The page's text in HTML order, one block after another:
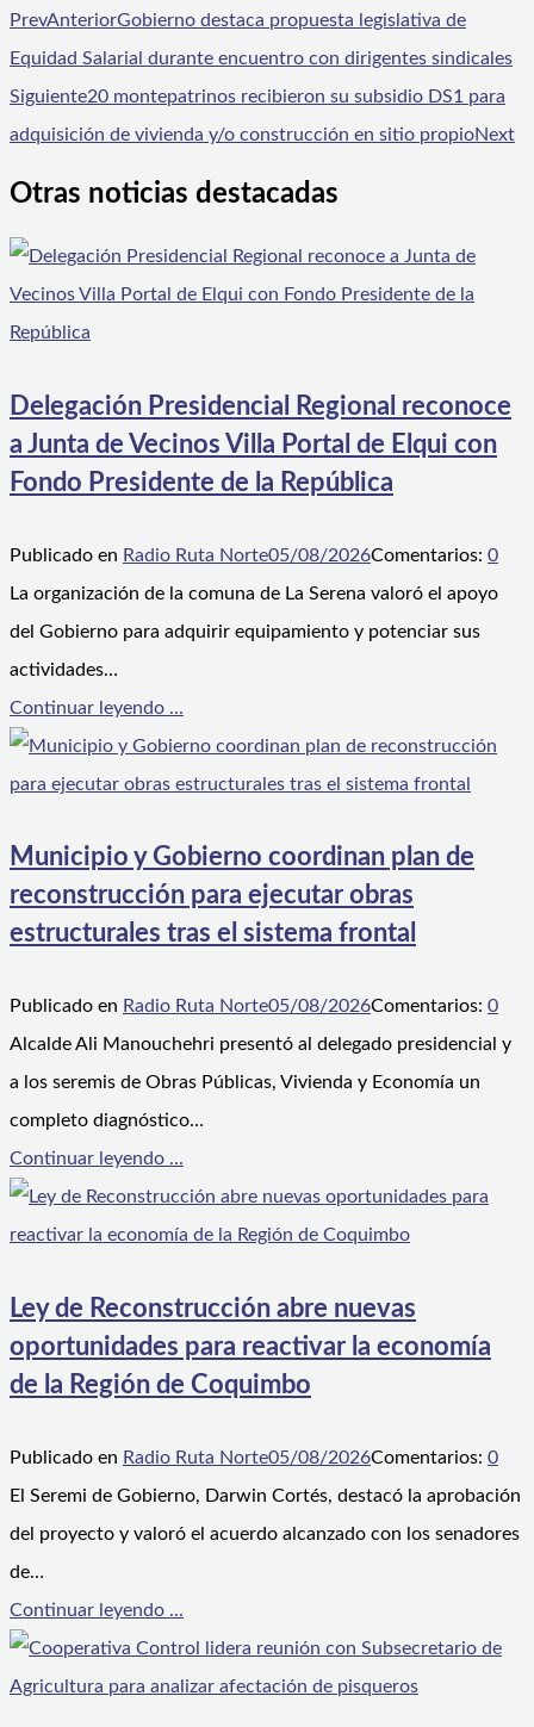
PrevAnteriorGobierno destaca propuesta legislativa de
Equidad Salarial durante encuentro con dirigentes sindicales
Siguiente20 montepatrinos recibieron su subsidio DS1 para
adquisición de vivienda y/o construcción en sitio propioNext
Otras noticias destacadas
Delegación Presidencial Regional reconoce
a Junta de Vecinos Villa Portal de Elqui con
Fondo Presidente de la República
Publicado en Radio Ruta Norte05/08/2026Comentarios: 0
La organización de la comuna de La Serena valoró el apoyo
del Gobierno para adquirir equipamiento y potenciar sus
actividades…
Continuar leyendo ...
Municipio y Gobierno coordinan plan de
reconstrucción para ejecutar obras
estructurales tras el sistema frontal
Publicado en Radio Ruta Norte05/08/2026Comentarios: 0
Alcalde Ali Manouchehri presentó al delegado presidencial y
a los seremis de Obras Públicas, Vivienda y Economía un
completo diagnóstico…
Continuar leyendo ...
Ley de Reconstrucción abre nuevas
oportunidades para reactivar la economía
de la Región de Coquimbo
Publicado en Radio Ruta Norte05/08/2026Comentarios: 0
El Seremi de Gobierno, Darwin Cortés, destacó la aprobación
del proyecto y valoró el acuerdo alcanzado con los senadores
de…
Continuar leyendo ...